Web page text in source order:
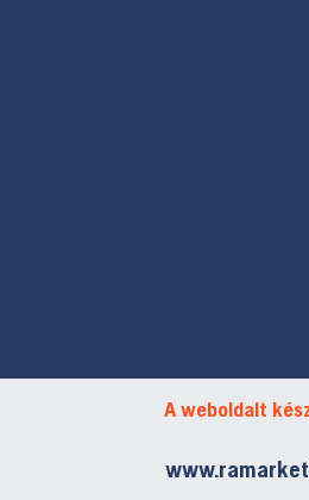
A weboldalt